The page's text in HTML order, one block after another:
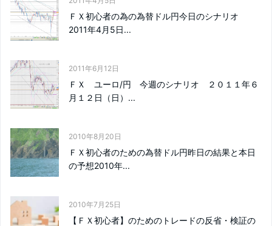
ＦＸ初心者の為の為替ドル円今日のシナリオ
2011年4月5日...
2011年6月12日
ＦＸ ユーロ/円 今週のシナリオ ２０１１年６
月１２日（日）...
2010年8月20日
ＦＸ初心者のための為替ドル円昨日の結果と本日
の予想2010年...
2010年7月25日
【ＦＸ初心者】のためのトレードの反省・検証の